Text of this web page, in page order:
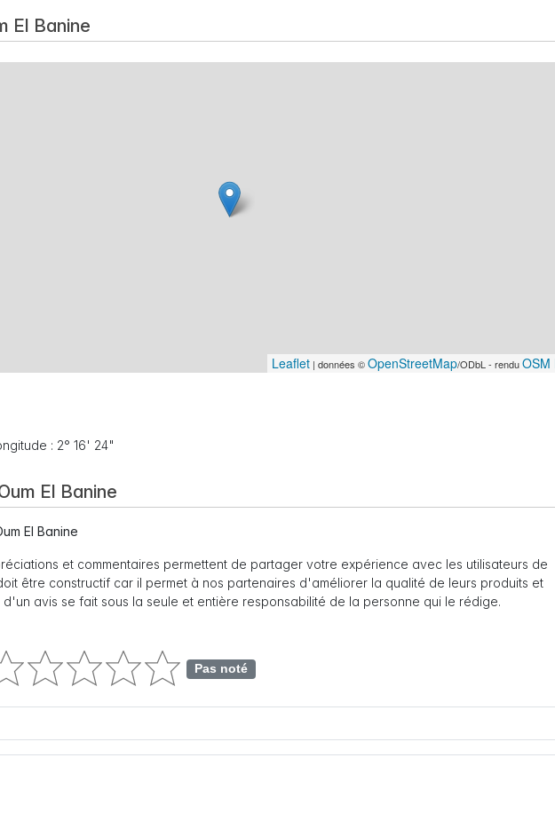
El Banine
Leaflet | données ©OpenStreetMap/ODbL - renduOSM
: 2° 16' 24"
El Banine
El Banine
et commentaires permettent de partager votre expérience avec les utilisateurs de
être constructif car il permet à nos partenaires d'améliorer la qualité de leurs produits et
avis se fait sous la seule et entière responsabilité de la personne qui le rédige.
Pas noté